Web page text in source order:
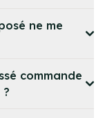
ne me
commande